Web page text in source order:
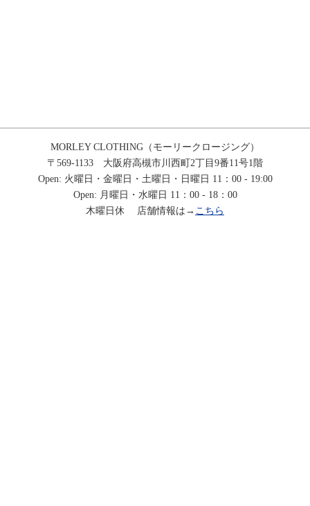
MORLEY CLOTHING（モーリークロージング）
〒569-1133 大阪府高槻市川西町2丁目9番11号1階
Open: 火曜日・金曜日・土曜日・日曜日 11：00 - 19:00
Open: 月曜日・水曜日 11：00 - 18：00
木曜日休 店舗情報は→ こちら